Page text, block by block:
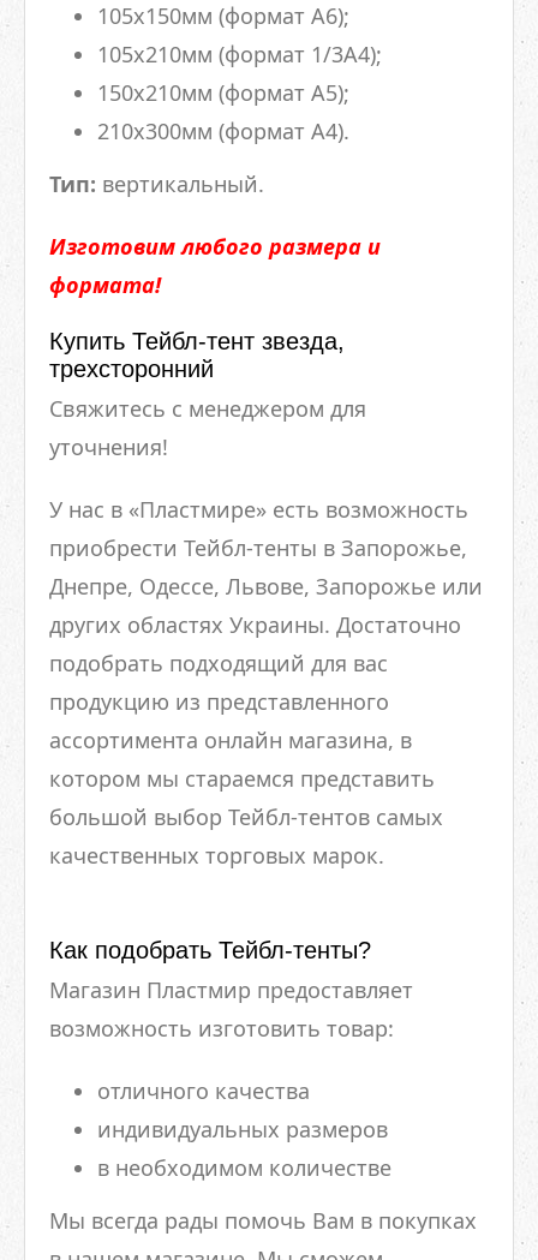
105х150мм (формат А6);
105х210мм (формат 1/3А4);
150х210мм (формат А5);
210х300мм (формат А4).
Тип: вертикальный.
Изготовим любого размера и
формата!
Купить Тейбл-тент звезда,
трехсторонний
Свяжитесь с менеджером для
уточнения!
У нас в «Пластмире» есть возможность
приобрести Тейбл-тенты в Запорожье,
Днепре, Одессе, Львове, Запорожье или
других областях Украины. Достаточно
подобрать подходящий для вас
продукцию из представленного
ассортимента онлайн магазина, в
котором мы стараемся представить
большой выбор Тейбл-тентов самых
качественных торговых марок.
Как подобрать Тейбл-тенты?
Магазин Пластмир предоставляет
возможность изготовить товар:
отличного качества
индивидуальных размеров
в необходимом количестве
Мы всегда рады помочь Вам в покупках